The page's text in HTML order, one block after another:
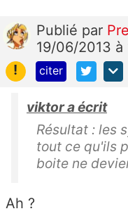
Publié par
19/06/2013 à
!
citer
viktor a écrit
Résultat : les
tout ce qu'ils
boite ne
Ah ?